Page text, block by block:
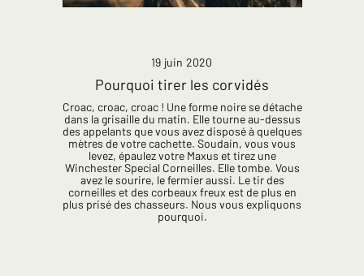
19 juin 2020
Pourquoi tirer les corvidés
Croac, croac, croac ! Une forme noire se détache
dans la grisaille du matin. Elle tourne au-dessus
des appelants que vous avez disposé à quelques
mètres de votre cachette. Soudain, vous vous
levez, épaulez votre Maxus et tirez une
Winchester Special Corneilles. Elle tombe. Vous
avez le sourire, le fermier aussi. Le tir des
corneilles et des corbeaux freux est de plus en
plus prisé des chasseurs. Nous vous expliquons
pourquoi.